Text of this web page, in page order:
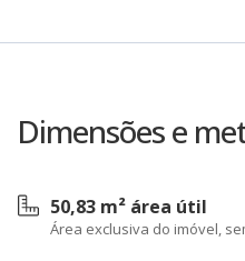
Dimensões e
50,83 m² área útil
Área exclusiva do imóvel,